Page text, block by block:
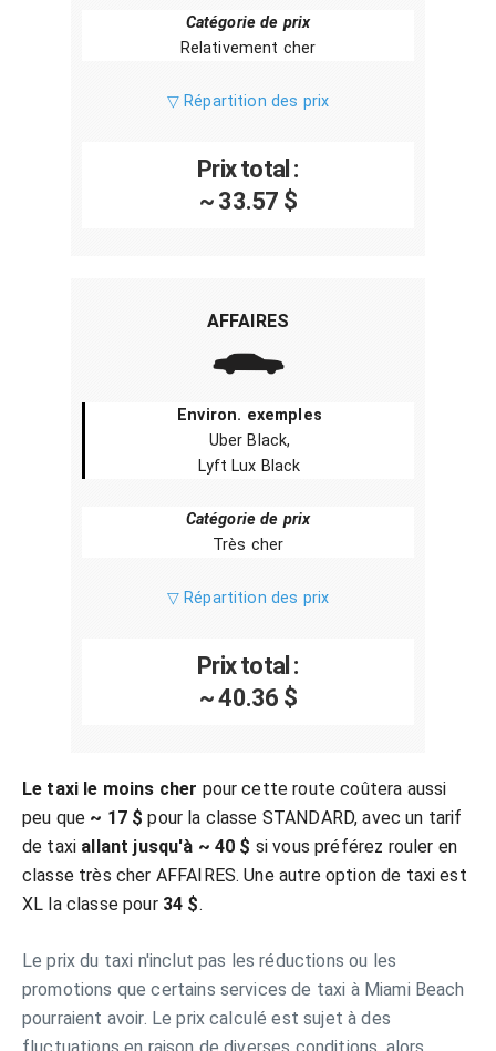
Catégorie de prix
Relativement cher
▽ Répartition des prix
Prix total :
~ 33.57 $
AFFAIRES
Environ. exemples
Uber Black,
Lyft Lux Black
Catégorie de prix
Très cher
▽ Répartition des prix
Prix total :
~ 40.36 $
Le taxi le moins cher pour cette route coûtera aussi
peu que ~ 17 $ pour la classe STANDARD, avec un tarif
de taxi allant jusqu'à ~ 40 $ si vous préférez rouler en
classe très cher AFFAIRES. Une autre option de taxi est
XL la classe pour 34 $.
Le prix du taxi n'inclut pas les réductions ou les
promotions que certains services de taxi à Miami Beach
pourraient avoir. Le prix calculé est sujet à des